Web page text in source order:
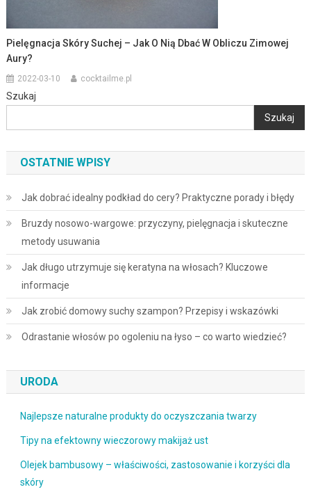
Pielęgnacja Skóry Suchej – Jak O Nią Dbać W Obliczu Zimowej
Aury?
2022-03-10 cocktailme.pl
Szukaj
Szukaj
OSTATNIE WPISY
Jak dobrać idealny podkład do cery? Praktyczne porady i błędy
Bruzdy nosowo-wargowe: przyczyny, pielęgnacja i skuteczne
metody usuwania
Jak długo utrzymuje się keratyna na włosach? Kluczowe
informacje
Jak zrobić domowy suchy szampon? Przepisy i wskazówki
Odrastanie włosów po ogoleniu na łyso – co warto wiedzieć?
URODA
Najlepsze naturalne produkty do oczyszczania twarzy
Tipy na efektowny wieczorowy makijaż ust
Olejek bambusowy – właściwości, zastosowanie i korzyści dla
skóry